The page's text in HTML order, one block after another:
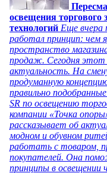
освещения торгового
технологий Еще вчера
работал принцип: чем
пространство
продаж. Сегодня
актуальность. На
продуманную
правильно
SR по освещению
компании «Точка
рассказывает об
модном и обувном
работать с товаром,
покупателей. Она
принципы в освещении